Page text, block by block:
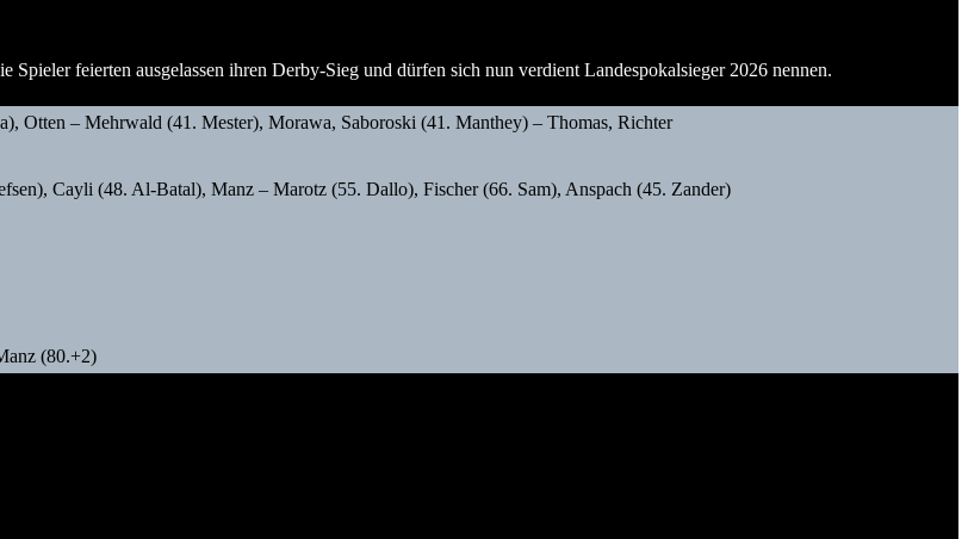
feierten ausgelassen ihren Derby-Sieg und dürfen sich nun verdient Landespokalsieger 2026 nennen.
Otten – Mehrwald (41. Mester), Morawa, Saboroski (41. Manthey) – Thomas, Richter
Cayli (48. Al-Batal), Manz – Marotz (55. Dallo), Fischer (66. Sam), Anspach (45. Zander)
(80.+2)